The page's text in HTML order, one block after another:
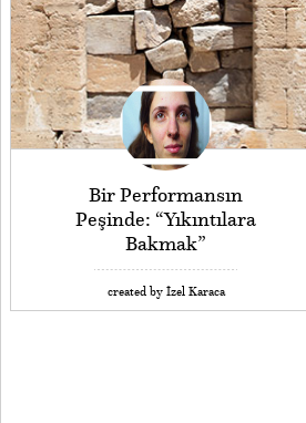
Bir Performansın
Peşinde: “Yıkıntılara
Bakmak”
created by İzel Karaca